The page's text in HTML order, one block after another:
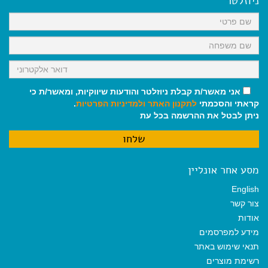
k
p
m
אני מאשר/ת קבלת ניוזלטר והודעות שיווקיות, ומאשר/ת כי
קראתי והסכמתי לתקנון האתר ולמדיניות הפרטיות.
ניתן לבטל את ההרשמה בכל עת
מסע אחר אונליין
English
צור קשר
אודות
מידע למפרסמים
תנאי שימוש באתר
רשימת מוצרים